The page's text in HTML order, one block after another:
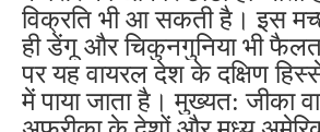
विक्रति भी आ सकती है। इस
ही डेंगू और चिकुनगुनिया भी
पर यह वायरल देश के दक्षिण
में पाया जाता है। मुख्यत: जीका